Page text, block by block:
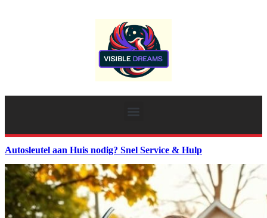
Autosleutel aan Huis nodig? Snel Service & Hulp